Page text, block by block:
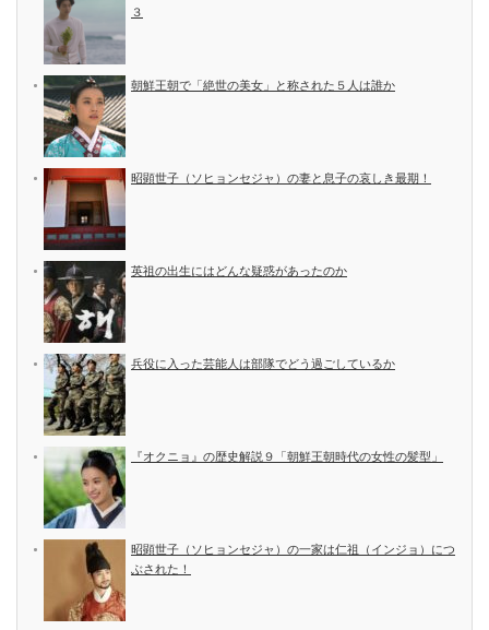
３
朝鮮王朝で「絶世の美女」と称された５人は誰か
昭顕世子（ソヒョンセジャ）の妻と息子の哀しき最期！
英祖の出生にはどんな疑惑があったのか
兵役に入った芸能人は部隊でどう過ごしているか
『オクニョ』の歴史解説９「朝鮮王朝時代の女性の髪型」
昭顕世子（ソヒョンセジャ）の一家は仁祖（インジョ）につ
ぶされた！